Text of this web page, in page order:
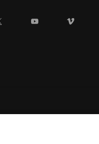
YouTube